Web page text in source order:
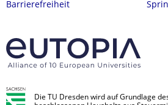
Barrierefreiheit
Die TU Dresden wird auf Grundlage